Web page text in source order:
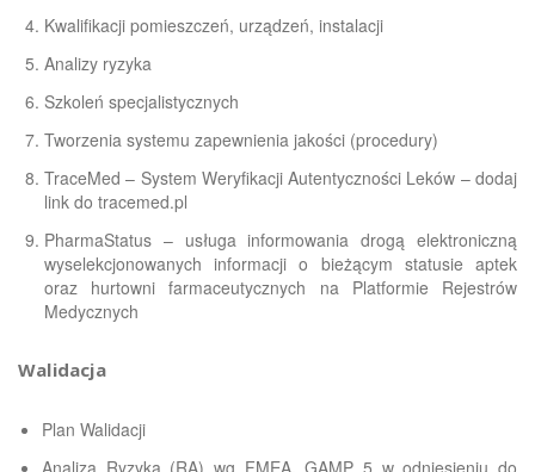
Kwalifikacji pomieszczeń, urządzeń, instalacji
Analizy ryzyka
Szkoleń specjalistycznych
Tworzenia systemu zapewnienia jakości (procedury)
TraceMed – System Weryfikacji Autentyczności Leków – dodaj
link do tracemed.pl
PharmaStatus – usługa informowania drogą elektroniczną
wyselekcjonowanych informacji o bieżącym statusie aptek
oraz hurtowni farmaceutycznych na Platformie Rejestrów
Medycznych
Walidacja
Plan Walidacji
Analiza Ryzyka (RA) wg FMEA, GAMP 5 w odniesieniu do